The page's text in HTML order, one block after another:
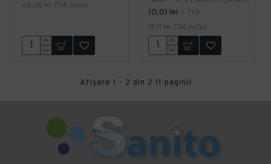
66,36 lei TVA inclus
10,01 lei + TVA
12,11 lei TVA inclus
Afişare 1 - 2 din 2 (1 pagini)